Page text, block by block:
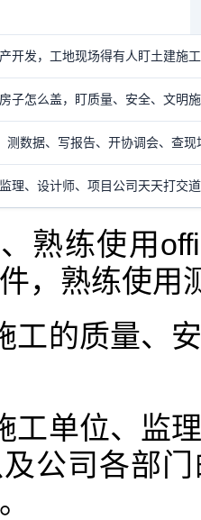
开发，工地现场得有人盯土建施
子怎么盖，盯质量、安全、文明
测数据、写报告、开协调会、查现
理、设计师、项目公司天天打交
熟练使用
，熟练使用
工的质量、
工单位、监
公司各部